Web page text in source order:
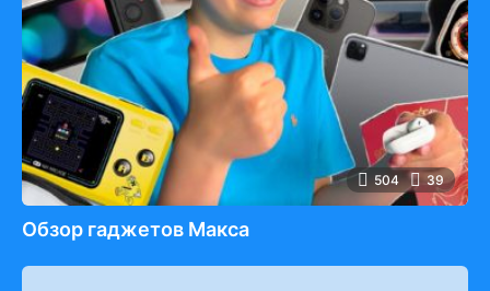
504 39
Обзор гаджетов Макса